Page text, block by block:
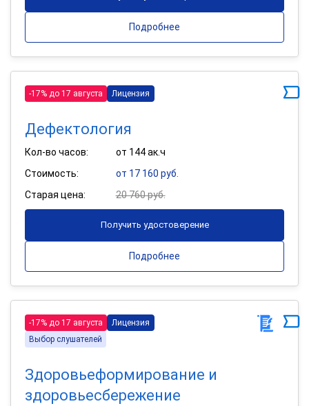
Подробнее
-17% до 17 августа Лицензия
Дефектология
Кол-во часов:
от 144 ак.ч
Стоимость:
от 17 160 руб.
Старая цена:
20 760 руб.
Получить удостоверение
Подробнее
-17% до 17 августа
Лицензия
Выбор слушателей
Здоровьеформирование и
здоровьесбережение